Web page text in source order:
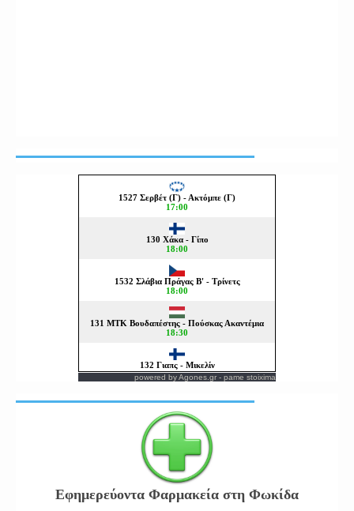
powered byAgones.gr - pame stoixima
Εφημερεύοντα Φαρμακεία στη Φωκίδα